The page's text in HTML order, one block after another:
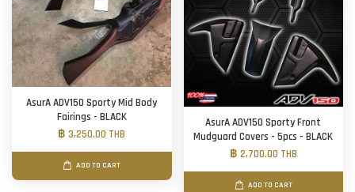
AsurA ADV150 Sporty Mid Body
Fairings - BLACK
฿ 3,250.00 THB
ADD TO CART
AsurA ADV150 Sporty Front
Mudguard Covers - 5pcs - BLACK
฿ 2,700.00 THB
ADD TO CART